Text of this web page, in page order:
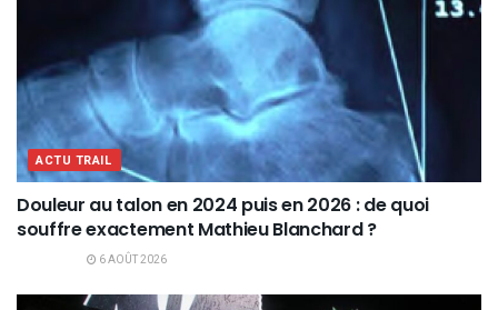
ACTU TRAIL
Douleur au talon en 2024 puis en 2026 : de quoi
souffre exactement Mathieu Blanchard ?
6 AOÛT 2026